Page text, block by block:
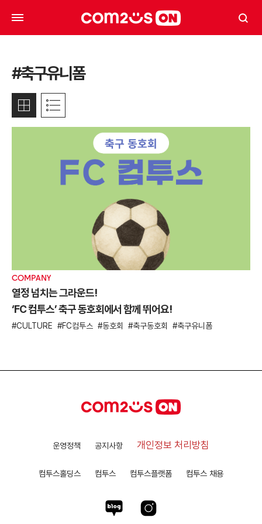
#축구유니폼
COMPANY
열정 넘치는 그라운드!
‘FC 컴투스’ 축구 동호회에서 함께 뛰어요!
CULTURE FC컴투스 동호회 축구동호회 축구유니폼
운영정책 공지사항 개인정보 처리방침
컴투스홀딩스 컴투스 컴투스플랫폼 컴투스 채용